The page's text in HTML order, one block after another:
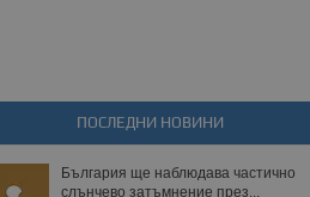
ПОСЛЕДНИ НОВИНИ
България ще наблюдава частично
слънчево затъмнение през...